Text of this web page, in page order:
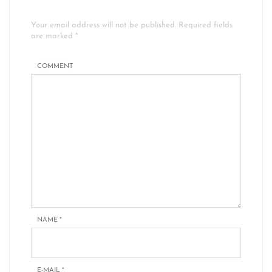
Your email address will not be published. Required fields
are marked *
COMMENT
NAME *
E-MAIL *